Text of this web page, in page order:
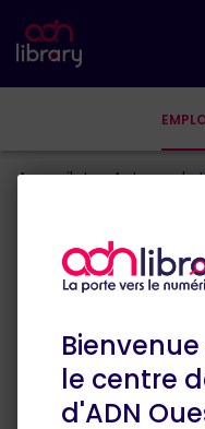
Accueil Les Acteurs de
le centre
d'ADN
Les
Les acteurs de la
sur le territoire
ces entités qui